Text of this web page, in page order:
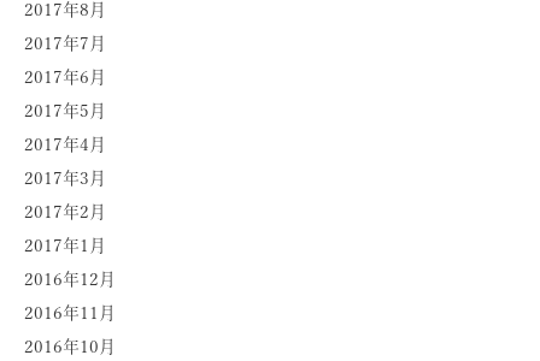
2017年8月
2017年7月
2017年6月
2017年5月
2017年4月
2017年3月
2017年2月
2017年1月
2016年12月
2016年11月
2016年10月